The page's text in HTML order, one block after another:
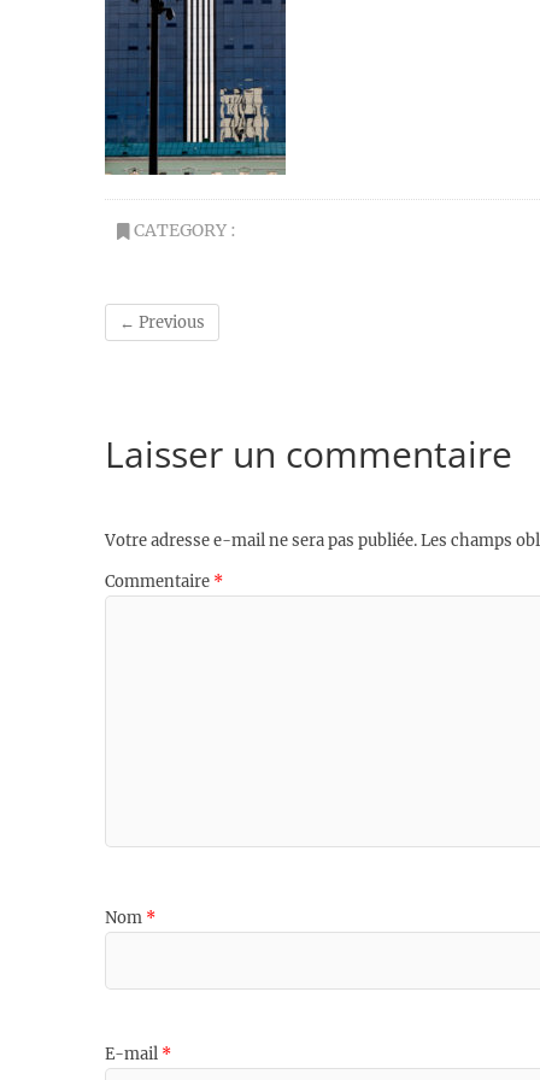
CATEGORY :
← Previous
Laisser un commentaire
Votre adresse e-mail ne sera pas publiée.Les champs
Commentaire *
Nom *
E-mail *